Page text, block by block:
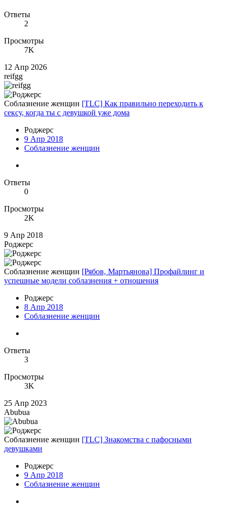
Ответы
2
Просмотры
7K
12 Апр 2026
reifgg
Соблазнение женщин [TLC] Как правильно переходить к
сексу, когда ты с девушкой уже дома
Роджерc
9 Апр 2018
Соблазнение женщин
Ответы
0
Просмотры
2K
9 Апр 2018
Роджерc
Соблазнение женщин [Рябов, Мартьянова] Профайлинг и
успешные модели соблазнения + отношения
Роджерc
8 Апр 2018
Соблазнение женщин
Ответы
3
Просмотры
3K
25 Апр 2023
Abubua
Соблазнение женщин [TLC] Знакомства с пафосными
девушками
Роджерc
9 Апр 2018
Соблазнение женщин